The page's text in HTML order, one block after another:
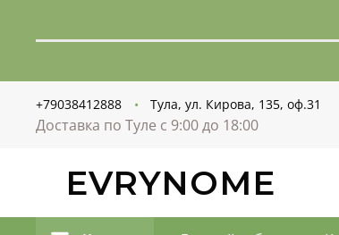
Доставка по Туле с 9:00 до 18:00
+79038412888 Тула, ул. Кирова, 135, оф.31
EVRYNOME